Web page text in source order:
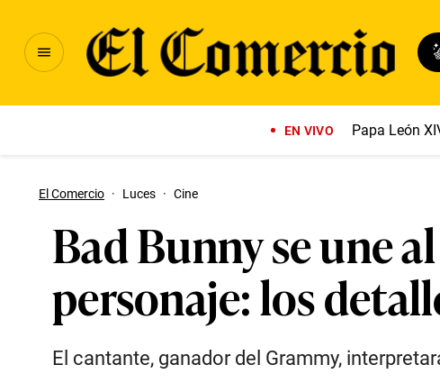
EN VIVO Papa León
El Comercio · Luces · Cine
Bad Bunny se une
personaje: los
El cantante, ganador del Grammy,